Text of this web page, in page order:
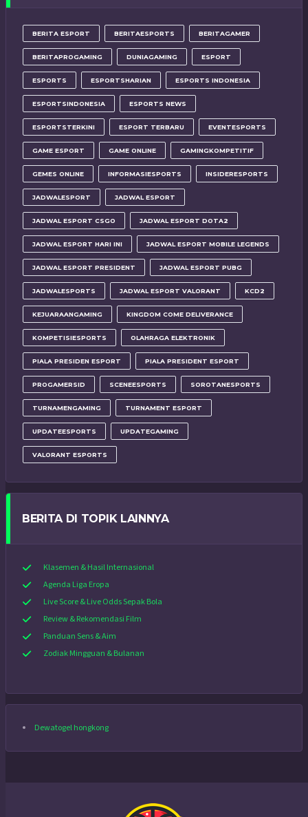
BERITA ESPORT BERITAESPORTS BERITAGAMER
BERITAPROGAMING DUNIAGAMING ESPORT
ESPORTS ESPORTSHARIAN ESPORTS INDONESIA
ESPORTSINDONESIA ESPORTS NEWS
ESPORTSTERKINI ESPORT TERBARU EVENTESPORTS
GAME ESPORT GAME ONLINE GAMINGKOMPETITIF
GEMES ONLINE INFORMASIESPORTS INSIDERESPORTS
JADWALESPORT JADWAL ESPORT
JADWAL ESPORT CSGO JADWAL ESPORT DOTA2
JADWAL ESPORT HARI INI JADWAL ESPORT MOBILE LEGENDS
JADWAL ESPORT PRESIDENT JADWAL ESPORT PUBG
JADWALESPORTS JADWAL ESPORT VALORANT KCD2
KEJUARAANGAMING KINGDOM COME DELIVERANCE
KOMPETISIESPORTS OLAHRAGA ELEKTRONIK
PIALA PRESIDEN ESPORT PIALA PRESIDENT ESPORT
PROGAMERSID SCENEESPORTS SOROTANESPORTS
TURNAMENGAMING TURNAMENT ESPORT
UPDATEESPORTS UPDATEGAMING
VALORANT ESPORTS
BERITA DI TOPIK LAINNYA
Klasemen & Hasil Internasional
Agenda Liga Eropa
Live Score & Live Odds Sepak Bola
Review & Rekomendasi Film
Panduan Sens & Aim
Zodiak Mingguan & Bulanan
Dewatogel hongkong